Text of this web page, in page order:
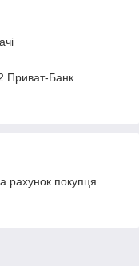
Приват-Банк
рахунок покупця